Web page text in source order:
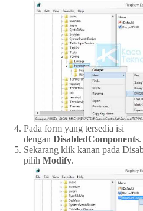
Pada form yang tersedia isi
dengan DisabledComponents.
Sekarang klik kanan pada
pilih Modify.